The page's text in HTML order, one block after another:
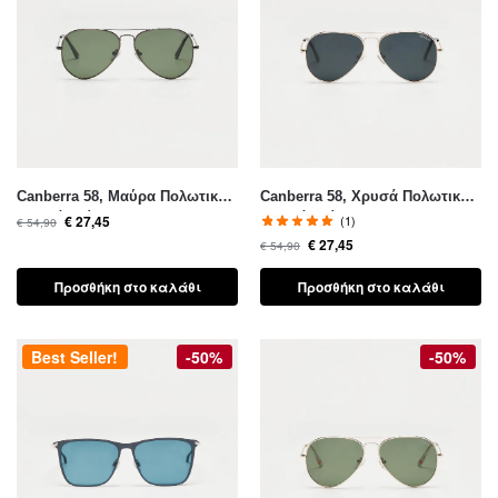
Canberra 58, Μαύρα Πολωτικά
Γυαλιά Ηλίου Cat.3
€54,90 €27,45
Προσθήκη στο καλάθι
Canberra 58, Χρυσά Πολωτικά
Γυαλιά Ηλίου Cat.4
(1)
€54,90 €27,45
Προσθήκη στο καλάθι
Best Seller! -50% -50%